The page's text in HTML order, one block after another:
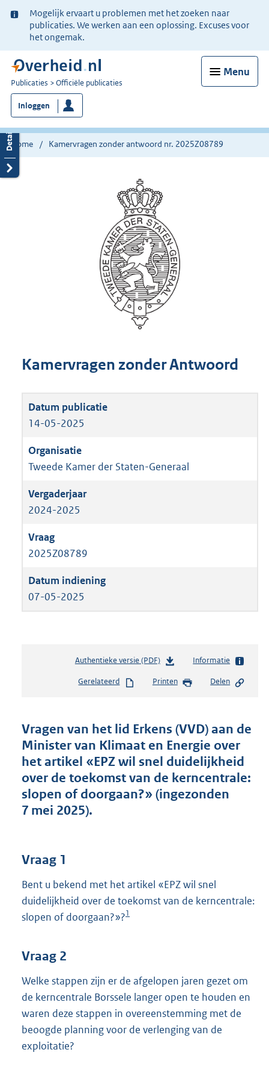
Ter
informatie:
Mogelijk ervaart u problemen met het zoeken naar
publicaties. We werken aan een oplossing. Excuses voor
het ongemak.
Menu
U
bent
nu
hier:
Publicaties Officiële publicaties
Inloggen
Home Kamervragen zonder antwoord nr. 2025Z08789
Kamervragen zonder Antwoord
14-05-2025
Tweede Kamer der Staten-Generaal
2024-2025
2025Z08789
07-05-2025
Authentieke versie (PDF)b
s
d
s
r
o
o
K
b
Informatie
Gerelateerd Printen Delen
Vragen van het lid Erkens (VVD) aan de
Minister van Klimaat en Energie over
het artikel «EPZ wil snel duidelijkheid
over de toekomst van de kerncentrale:
slopen of doorgaan?» (ingezonden
7 mei 2025).
Vraag 1
Bent u bekend met het artikel «EPZ wil snel
duidelijkheid over de toekomst van de kerncentrale:
slopen of doorgaan?»?1
Vraag 2
Welke stappen zijn er de afgelopen jaren gezet om
de kerncentrale Borssele langer open te houden en
waren deze stappen in overeenstemming met de
beoogde planning voor de verlenging van de
exploitatie?